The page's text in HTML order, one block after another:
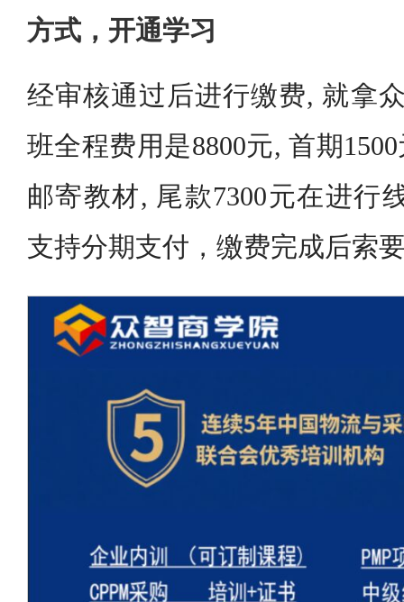
方式，开通学习
经审核通过后进行缴费, 就拿
班全程费用是8800元, 首期
邮寄教材, 尾款7300元在进行
支持分期支付，缴费完成后索